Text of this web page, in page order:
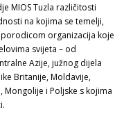
MIOS Tuzla različitosti
na kojima se temelji,
organizacija koje
svijeta – od
Azije, južnog dijela
Britanije, Moldavije,
Mongolije i Poljske s kojima